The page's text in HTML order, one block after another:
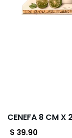
CENEFA 8 CM X
$ 39.90